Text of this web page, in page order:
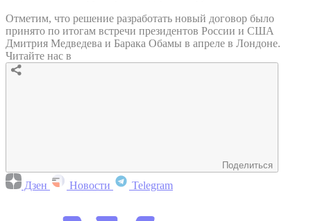
Отметим, что решение разработать новый договор было
принято по итогам встречи президентов России и США
Дмитрия Медведева и Барака Обамы в апреле в Лондоне.
Читайте нас в
Поделиться
Дзен Новости Telegram